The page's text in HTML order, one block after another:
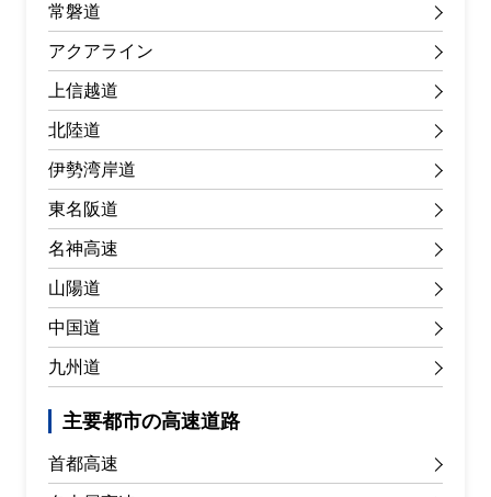
常磐道
アクアライン
上信越道
北陸道
伊勢湾岸道
東名阪道
名神高速
山陽道
中国道
九州道
主要都市の高速道路
首都高速